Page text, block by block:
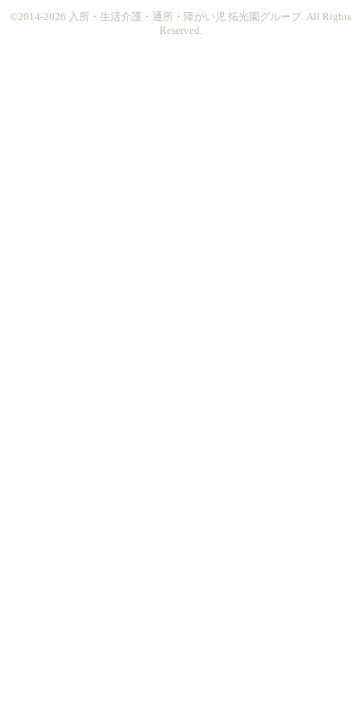
©2014-2026 入所・生活介護・通所・障がい児 拓光園グループ. All Rights
Reserved.